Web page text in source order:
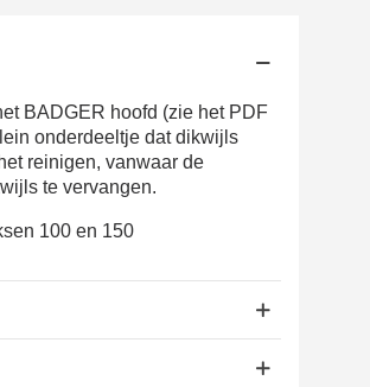
gratis vanaf een aankoopwaarde van 30€.
offerte in minder dan 1 minuut
creaties en ontvang shopping vouchers
loyaliteitspunten bij elke bestelling
producten binnen 14 dagen
BADGER hoofd (zie het PDF
onderdeeltje dat dikwijls
reinigen, vanwaar de
te vervangen.
100 en 150